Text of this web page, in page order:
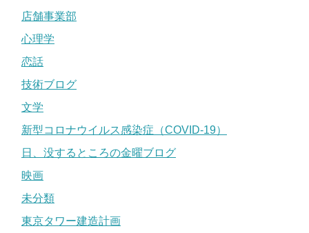
店舗事業部
心理学
恋話
技術ブログ
文学
新型コロナウイルス感染症（COVID-19）
日、没するところの金曜ブログ
映画
未分類
東京タワー建造計画